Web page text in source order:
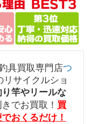
ン
57,000円
2026/07/05
未
45,000円
2026/07/05
具買取専門店つ
リサイクルショ
り竿やリールな
でお買取！ 買
おくるだけ！